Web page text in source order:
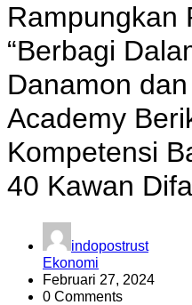
Rampungkan
“Berbagi
Danamon
Academy
Kompetensi
40 Kawan
indopostrust
Ekonomi
Februari 27, 2024
0 Comments